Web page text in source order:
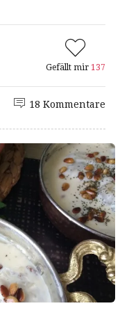
Gefällt mir 137
18 Kommentare